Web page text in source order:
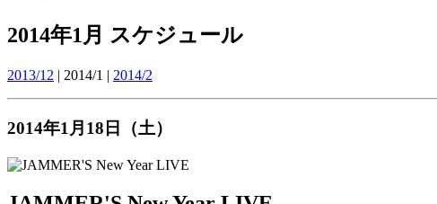
2014年1月 スケジュール
2013/12 | 2014/1 | 2014/2
2014年1月18日（土）